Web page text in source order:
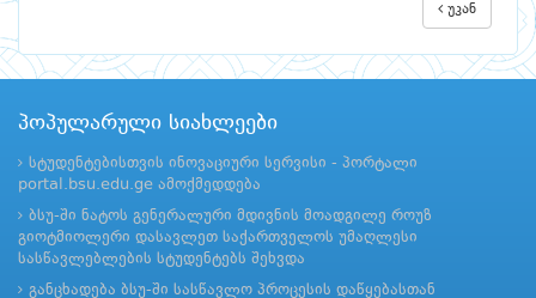
უკან
პოპულარული სიახლეები
სტუდენტებისთვის ინოვაციური სერვისი - პორტალი
portal.bsu.edu.ge ამოქმედდება
ბსუ-ში ნატოს გენერალური მდივნის მოადგილე როუზ
გიოტმიოლერი დასავლეთ საქართველოს უმაღლესი
სასწავლებლების სტუდენტებს შეხვდა
განცხადება ბსუ-ში სასწავლო პროცესის დაწყებასთან